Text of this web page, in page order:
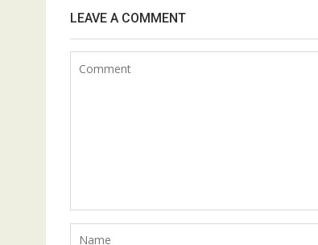
LEAVE A COMMENT